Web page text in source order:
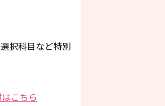
択科目など特別
こちら